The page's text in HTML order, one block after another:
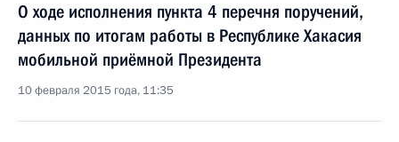
О ходе исполнения пункта 4 перечня поручений,
данных по итогам работы в Республике Хакасия
мобильной приёмной Президента
10 февраля 2015 года, 11:35